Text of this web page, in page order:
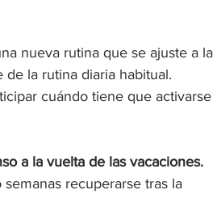
nueva rutina que se ajuste a la
la rutina diaria habitual.
cuándo tiene que activarse
a la vuelta de las vacaciones.
recuperarse tras la